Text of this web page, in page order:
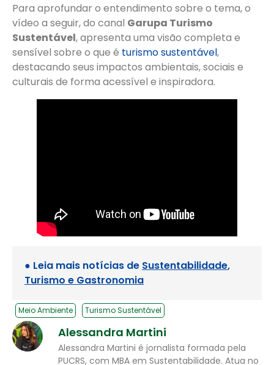
Para aprofundar o entendimento sobre o tema, o
vídeo a seguir, do canal Garupa Turismo
Sustentável, apresenta uma visão completa e
sensível sobre o que é turismo sustentável,
destacando seus impactos ambientais, sociais e
culturais de forma acessível e inspiradora.
● Leia mais notícias de Sustentabilidade,
Turismo e Gastronomia
Meio Ambiente Turismo Sustentável
Alessandra Martini
Alessandra Martini é jornalista formada pela
PUCRS, com MBA em Sustentabilidade. Atua no